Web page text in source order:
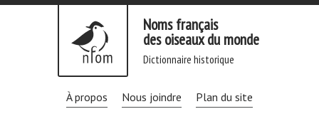
Aller
Noms français
des oiseaux du monde
dictionnaire historique
À propos Nous joindre Plan du site